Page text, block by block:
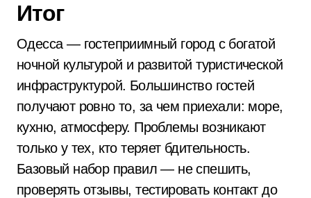
Итог
Одесса — гостеприимный город с богатой
ночной культурой и развитой туристической
инфраструктурой. Большинство гостей
получают ровно то, за чем приехали: море,
кухню, атмосферу. Проблемы возникают
только у тех, кто теряет бдительность.
Базовый набор правил — не спешить,
проверять отзывы, тестировать контакт до